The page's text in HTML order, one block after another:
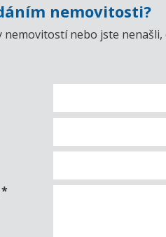
nemovitosti?
nebo jste
*